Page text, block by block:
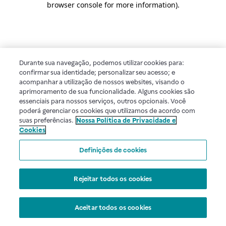
browser console for more information).
Durante sua navegação, podemos utilizar cookies para:
confirmar sua identidade; personalizar seu acesso; e
acompanhar a utilização de nossos websites, visando o
aprimoramento de sua funcionalidade. Alguns cookies são
essenciais para nossos serviços, outros opcionais. Você
poderá gerenciar os cookies que utilizamos de acordo com
suas preferências. Nossa Política de Privacidade e
Cookies
Definições de cookies
Rejeitar todos os cookies
Aceitar todos os cookies